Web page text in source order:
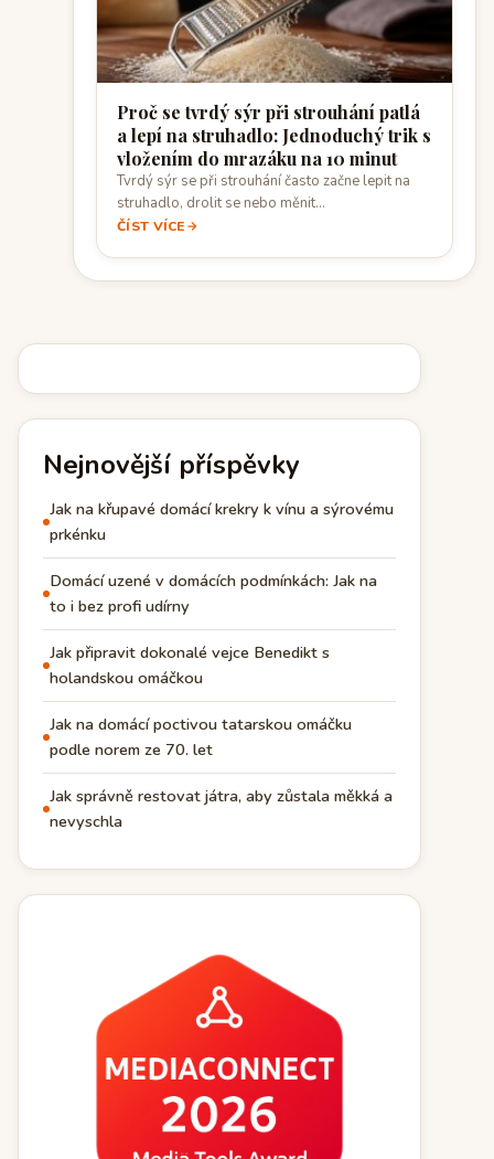
Proč se tvrdý sýr při strouhání patlá
a lepí na struhadlo: Jednoduchý trik s
vložením do mrazáku na 10 minut
Tvrdý sýr se při strouhání často začne lepit na
struhadlo, drolit se nebo měnit…
ČÍST VÍCE
Nejnovější příspěvky
Jak na křupavé domácí krekry k vínu a sýrovému
prkénku
Domácí uzené v domácích podmínkách: Jak na
to i bez profi udírny
Jak připravit dokonalé vejce Benedikt s
holandskou omáčkou
Jak na domácí poctivou tatarskou omáčku
podle norem ze 70. let
Jak správně restovat játra, aby zůstala měkká a
nevyschla